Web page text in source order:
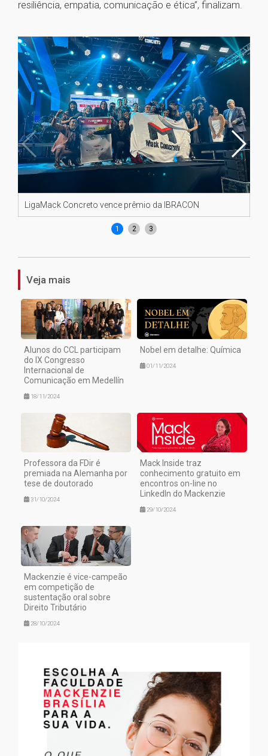
resiliência, empatia, comunicação e ética”, finalizam.
LigaMack Concreto vence prêmio da IBRACON
1 2 3
Veja mais
Alunos do CCL participam
do IX Congresso
Internacional de
Comunicação em Medellín
18/11/2024
Nobel em detalhe: Química
01/11/2024
Professora da FDir é
premiada na Alemanha por
tese de doutorado
31/10/2024
Mack Inside traz
conhecimento gratuito em
encontros on-line no
LinkedIn do Mackenzie
29/10/2024
Mackenzie é vice-campeão
em competição de
sustentação oral sobre
Direito Tributário
28/10/2024